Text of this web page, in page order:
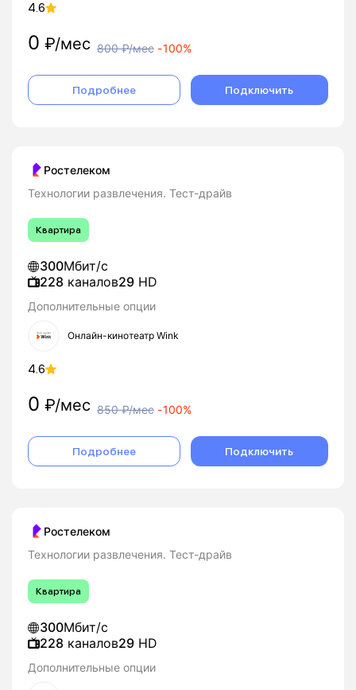
4.6
0 ₽/мес 800₽/мес -100%
Подробнее Подключить
Ростелеком
Технологии развлечения. Тест-драйв
Квартира
300Мбит/с
228 каналов29 HD
Дополнительные опции
Онлайн-кинотеатр Wink
4.6
0 ₽/мес 850₽/мес -100%
Подробнее Подключить
Ростелеком
Технологии развлечения. Тест-драйв
Квартира
300Мбит/с
228 каналов29 HD
Дополнительные опции